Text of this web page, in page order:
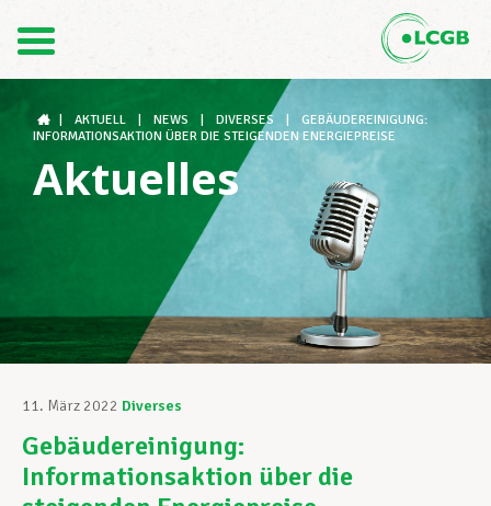
FR
Der LCGB
Gewerkschaftsstrukturen
Unterstützung im Arbeitsalltag
Ihre Rechte
AKTUELL NEWS DIVERSES
GEBÄUDEREINIGUNG:
INFORMATIONSAKTION ÜBER DIE STEIGENDEN ENERGIEPREISE
Aktuelles
11. März 2022 Diverses
Gebäudereinigung:
Informationsaktion über die